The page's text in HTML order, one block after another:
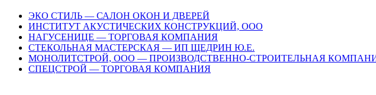
ЭКО СТИЛЬ — САЛОН ОКОН И ДВЕРЕЙ
ИНСТИТУТ АКУСТИЧЕСКИХ КОНСТРУКЦИЙ, ООО
НАГУСЕНИЦЕ — ТОРГОВАЯ КОМПАНИЯ
СТЕКОЛЬНАЯ МАСТЕРСКАЯ — ИП ЩЕДРИН Ю.Е.
МОНОЛИТСТРОЙ, ООО — ПРОИЗВОДСТВЕННО-СТРОИТЕЛЬНАЯ
СПЕЦСТРОЙ — ТОРГОВАЯ КОМПАНИЯ